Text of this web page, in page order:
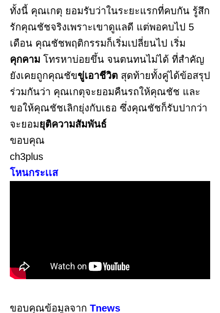
ทั้งนี้ คุณเกตุ ยอมรับว่าในระยะแรกที่คบกัน รู้สึก
รักคุณชัชจริงเพราะเขาดูแลดี แต่พอคบไป 5
เดือน คุณชัชพฤติกรรมก็เริ่มเปลี่ยนไป เริ่ม
คุกคาม โทรหาบ่อยขึ้น จนตนทนไม่ได้ ที่สำคัญ
ยังเคยถูกคุณชัขขู่เอาชีวิต สุดท้ายทั้งคู่ได้ข้อสรุป
ร่วมกันว่า คุณเกตุจะยอมคืนรถให้คุณชัช และ
ขอให้คุณชัชเลิกยุ่งกับเธอ ซึ่งคุณชัชก็รับปากว่า
จะยอมยุติความสัมพันธ์
ขอบคุณ
ch3plus
โหนกระเเส
ขอบคุณข้อมูลจาก Tnews